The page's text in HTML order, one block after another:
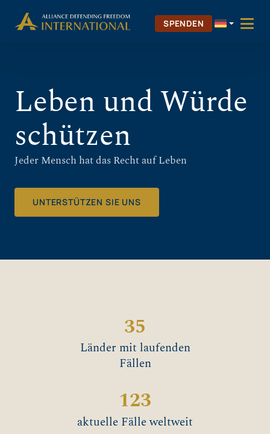
Inhalt
SPENDEN
Leben und Würde
schützen
Jeder Mensch hat das Recht auf Leben
UNTERSTÜTZEN SIE UNS
35
Länder mit laufenden
Fällen
123
aktuelle Fälle weltweit